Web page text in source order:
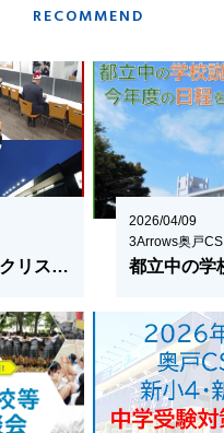
RECOMMEND
奥戸のメリークリスマス！
2026/04/09
3Arrows奥戸CS